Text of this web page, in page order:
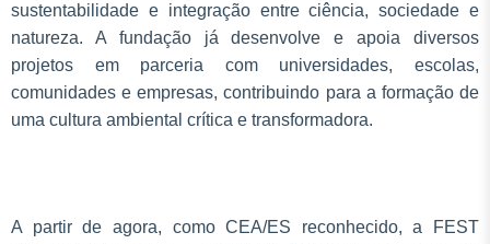
sustentabilidade e integração entre ciência, sociedade e
natureza. A fundação já desenvolve e apoia diversos
projetos em parceria com universidades, escolas,
comunidades e empresas, contribuindo para a formação de
uma cultura ambiental crítica e transformadora.
A partir de agora, como CEA/ES reconhecido, a FEST